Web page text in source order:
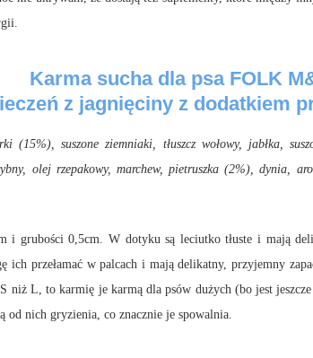
Karma sucha dla psa FOLK
z jagnięciny z dodatkiem
(15%), suszone ziemniaki, tłuszcz wołowy, jabłka,
olej rzepakowy, marchew, pietruszka (2%), dynia,
grubości 0,5cm. W dotyku są leciutko tłuste i mają
ich przełamać w palcach i mają delikatny, przyjemny
niż L, to karmię je karmą dla psów dużych (bo jest
od nich gryzienia, co znacznie je spowalnia.